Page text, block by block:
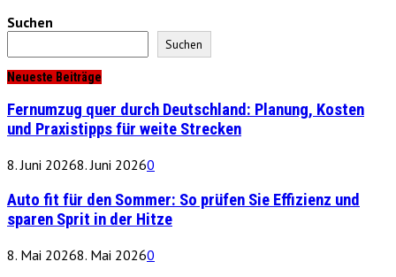
Suchen
Suchen
Neueste Beiträge
Fernumzug quer durch Deutschland: Planung, Kosten
und Praxistipps für weite Strecken
8. Juni 20268. Juni 20260
Auto fit für den Sommer: So prüfen Sie Effizienz und
sparen Sprit in der Hitze
8. Mai 20268. Mai 20260